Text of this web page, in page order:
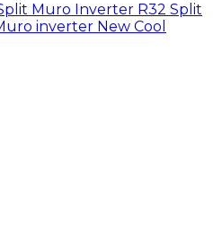
Muro Inverter R32 Split
inverter New Cool